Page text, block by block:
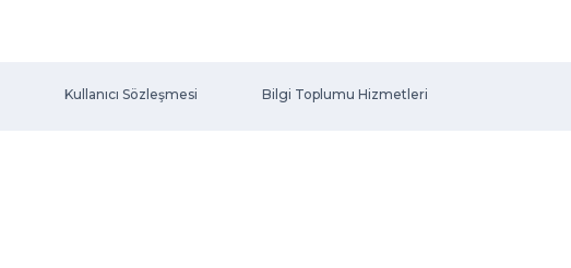
Kullanıcı Sözleşmesi Bilgi Toplumu Hizmetleri